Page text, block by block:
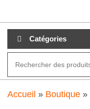
au
contenuCatégories
Accueil » Boutique »